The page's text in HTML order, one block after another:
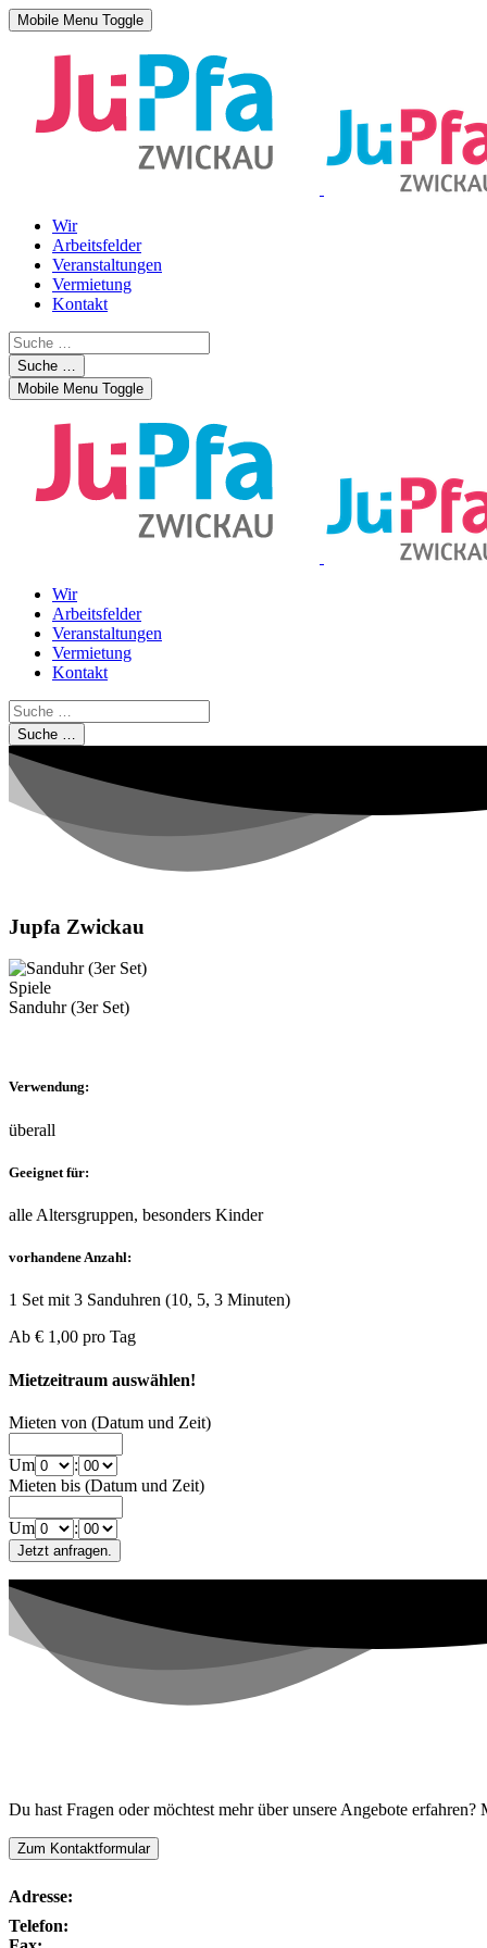
Mobile Menu Toggle
Wir
Arbeitsfelder
Veranstaltungen
Vermietung
Kontakt
Suche …
Mobile Menu Toggle
Wir
Arbeitsfelder
Veranstaltungen
Vermietung
Kontakt
Suche …
Jupfa Zwickau
Spiele
Sanduhr (3er Set)
Verwendung:
überall
Geeignet für:
alle Altersgruppen, besonders Kinder
vorhandene Anzahl:
1 Set mit 3 Sanduhren (10, 5, 3 Minuten)
Ab € 1,00 pro Tag
Mietzeitraum auswählen!
Mieten von (Datum und Zeit)
Um
:
Mieten bis (Datum und Zeit)
Um :
Du hast Fragen oder möchtest mehr über unsere Angebote
Zum Kontaktformular
Adresse:
Telefon: